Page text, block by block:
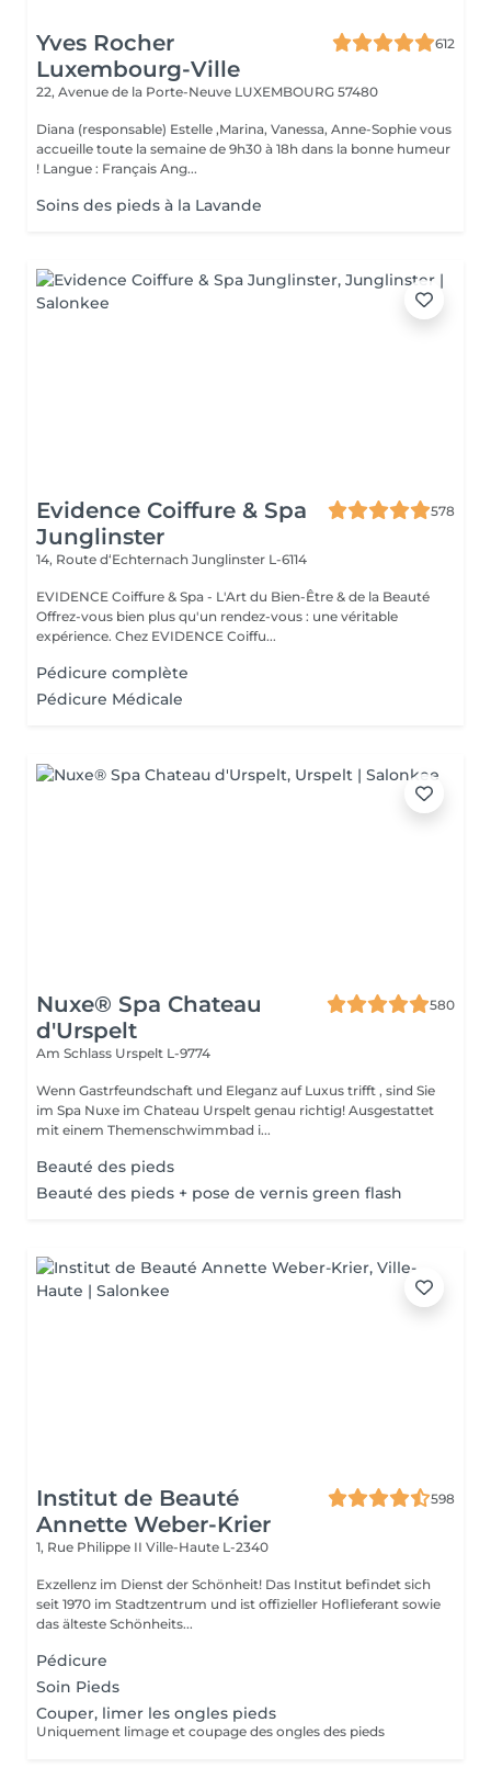
Yves Rocher
Luxembourg-Ville
612
22, Avenue de la Porte-Neuve LUXEMBOURG 57480
Diana (responsable) Estelle ,Marina, Vanessa, Anne-Sophie vous
accueille toute la semaine de 9h30 à 18h dans la bonne humeur
! Langue : Français Ang...
Soins des pieds à la Lavande
Evidence Coiffure & Spa
Junglinster
578
14, Route d‘Echternach Junglinster L-6114
EVIDENCE Coiffure & Spa - L'Art du Bien-Être & de la Beauté
Offrez-vous bien plus qu'un rendez-vous : une véritable
expérience. Chez EVIDENCE Coiffu...
Pédicure complète
Pédicure Médicale
Nuxe® Spa Chateau
d'Urspelt
580
Am Schlass Urspelt L-9774
Wenn Gastrfeundschaft und Eleganz auf Luxus trifft , sind Sie
im Spa Nuxe im Chateau Urspelt genau richtig! Ausgestattet
mit einem Themenschwimmbad i...
Beauté des pieds
Beauté des pieds + pose de vernis green flash
Institut de Beauté
Annette Weber-Krier
598
1, Rue Philippe II Ville-Haute L-2340
Exzellenz im Dienst der Schönheit! Das Institut befindet sich
seit 1970 im Stadtzentrum und ist offizieller Hoflieferant sowie
das älteste Schönheits...
Pédicure
Soin Pieds
Couper, limer les ongles pieds
Uniquement limage et coupage des ongles des pieds